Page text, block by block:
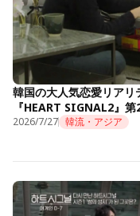
韓国の大人気恋愛リア
『HEART SIGNAL2』第
2026/7/27 韓流・アジア